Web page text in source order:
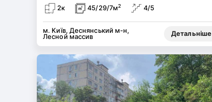
2к 45/29/7м2 4/5
м. Київ, Деснянський м-н,
Лесной массив
Детальніше